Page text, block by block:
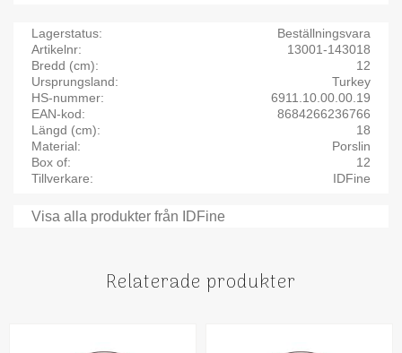
Lagerstatus
Beställningsvara
Artikelnr
13001-143018
Bredd (cm)
12
Ursprungsland
Turkey
HS-nummer
6911.10.00.00.19
EAN-kod
8684266236766
Längd (cm)
18
Material
Porslin
Box of
12
Tillverkare
IDFine
Visa alla produkter från IDFine
Relaterade produkter